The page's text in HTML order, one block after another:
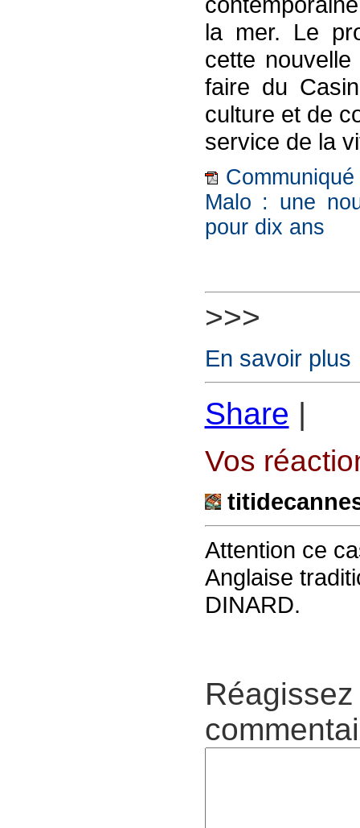
la mer. Le
cette
faire du
culture et de
service de la
Malo : une
pour dix ans
>>>
En savoir plus
Share |
Vos
Attention ce
Anglaise
DINARD.